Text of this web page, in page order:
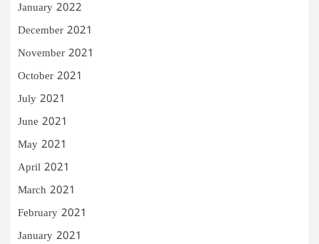
January 2022
December 2021
November 2021
October 2021
July 2021
June 2021
May 2021
April 2021
March 2021
February 2021
January 2021